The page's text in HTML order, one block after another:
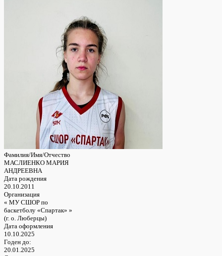
Фамилия/Имя/Отчество
МАСЛИЕНКО МАРИЯ
АНДРЕЕВНА
Дата рождения
20.10.2011
Организация
« МУ СШОР по
баскетболу «Спартак» »
(г. о. Люберцы)
Дата оформления
10.10.2025
Годен до:
20.01.2025